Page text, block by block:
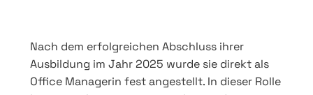
Nach dem erfolgreichen Abschluss ihrer
Ausbildung im Jahr 2025 wurde sie direkt als
Office Managerin fest angestellt. In dieser Rolle